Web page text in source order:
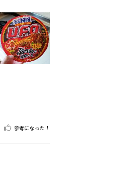
参考になった！